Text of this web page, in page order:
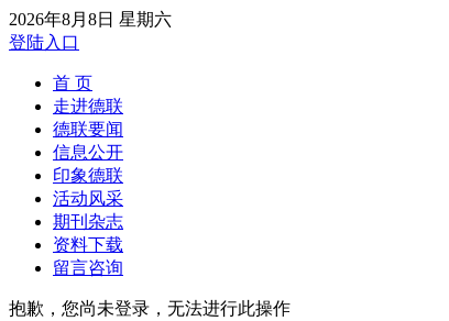
2026年8月8日 星期六
登陆入口
首 页
走进德联
德联要闻
信息公开
印象德联
活动风采
期刊杂志
资料下载
留言咨询
抱歉，您尚未登录，无法进行此操作